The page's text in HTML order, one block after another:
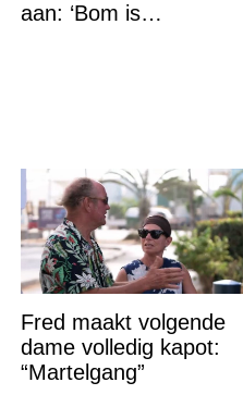
aan: ‘Bom is
Fred maakt volgende
dame volledig kapot:
“Martelgang”